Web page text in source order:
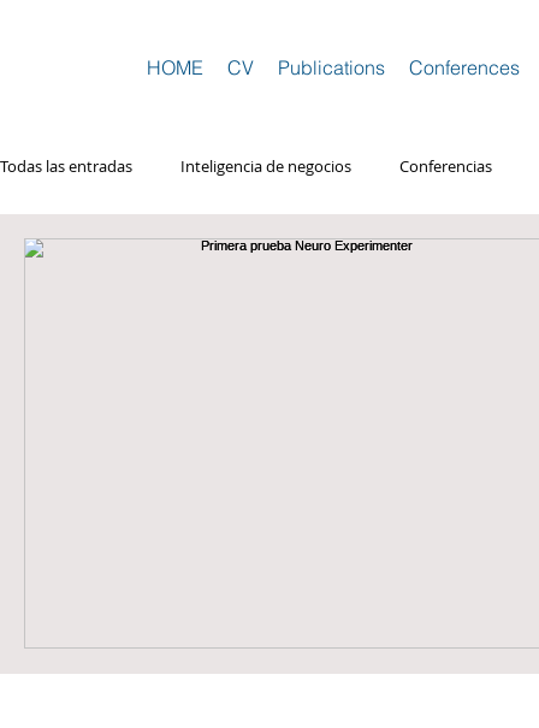
HOME CV Publications Conferences
Todas las entradas Inteligencia de negocios Conferencias